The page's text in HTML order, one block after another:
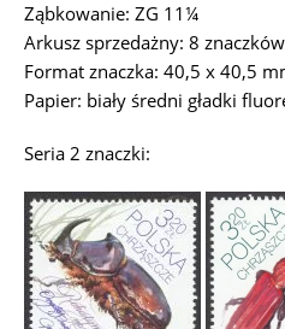
Ząbkowanie: ZG 11¼
Arkusz sprzedażny: 8
Format znaczka: 40,5 x 40,5
Papier: biały średni gładki
Seria 2 znaczki: